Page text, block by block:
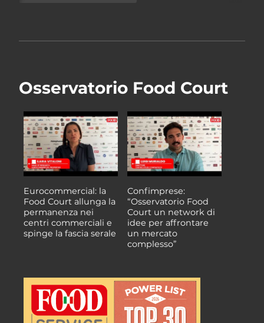
Osservatorio Food Court
Eurocommercial: la
Food Court allunga la
permanenza nei
centri commerciali e
spinge la fascia serale
Confimprese:
“Osservatorio Food
Court un network di
idee per affrontare
un mercato
complesso”